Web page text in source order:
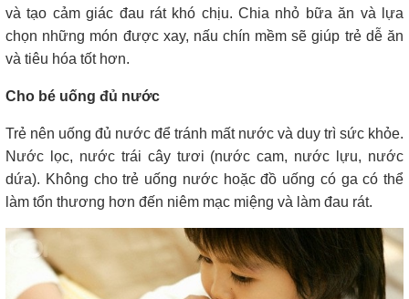
và tạo cảm giác đau rát khó chịu. Chia nhỏ bữa ăn và lựa
chọn những món được xay, nấu chín mềm sẽ giúp trẻ dễ ăn
và tiêu hóa tốt hơn.
Cho bé uống đủ nước
Trẻ nên uống đủ nước để tránh mất nước và duy trì sức khỏe.
Nước lọc, nước trái cây tươi (nước cam, nước lựu, nước
dứa). Không cho trẻ uống nước hoặc đồ uống có ga có thể
làm tổn thương hơn đến niêm mạc miệng và làm đau rát.